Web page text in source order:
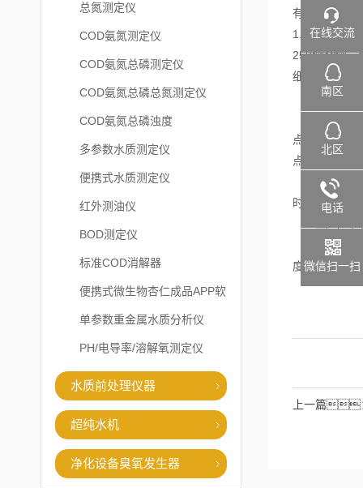
总氮测定仪
COD氨氮测定仪
COD氨氮总磷测定仪
COD氨氮总磷总氮测定仪
COD氨氮总磷浊度
多参数水质测定仪
便携式水质测定仪
红外测油仪
BOD测定仪
标准COD消解器
便携式微生物杏仁成品APP软
件直播大全
单参数重金属水质分析仪
PH/电导率/溶解氧测定仪
水质前处理仪器
超纯水机
净化设备臭氧发生器
有；
1.0；锌
250；
细菌细胞总
3、
点。然而
点。
世界上用
时间被限制
多参数
度、浊
上一篇
在线交流
南区
北区
电话
微信扫一扫